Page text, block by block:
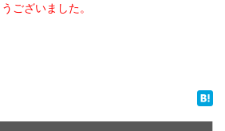
うございました。